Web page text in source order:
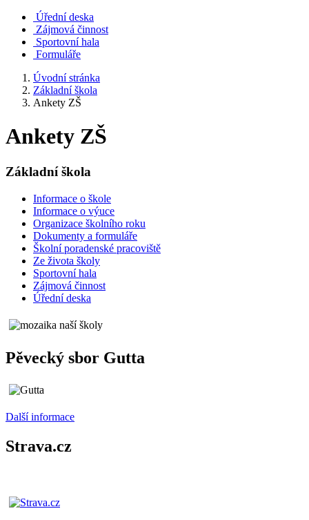
Úřední deska
Zájmová činnost
Sportovní hala
Formuláře
Úvodní stránka
Základní škola
Ankety ZŠ
Ankety ZŠ
Základní škola
Informace o škole
Informace o výuce
Organizace školního roku
Dokumenty a formuláře
Školní poradenské pracoviště
Ze života školy
Sportovní hala
Zájmová činnost
Úřední deska
Pěvecký sbor Gutta
Další informace
Strava.cz